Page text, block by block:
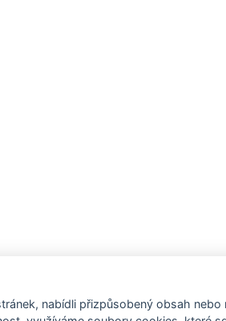
pozvánky na kulturní a sportovní
nabídli přizpůsobený obsah nebo